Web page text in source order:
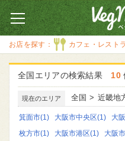
全国の
ジレス
情報検
お店を探す： カフェ・レスト
全国エリアの検索結果 10
現在のエリア 全国 近畿地
箕面市(1) 大阪市中央区(1) 大
枚方市(1)
大阪市港区(1) 大阪